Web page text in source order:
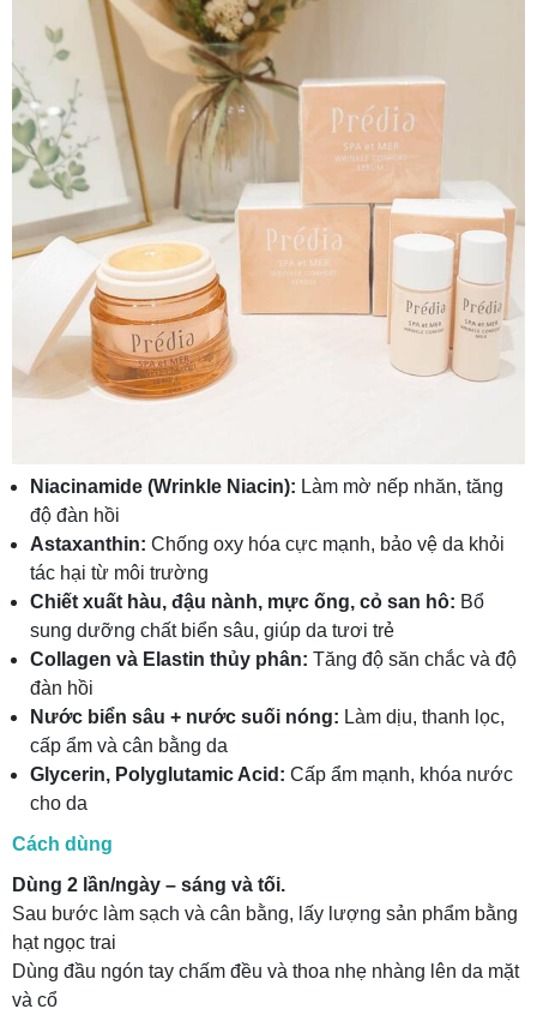
Niacinamide (Wrinkle Niacin): Làm mờ nếp nhăn, tăng
độ đàn hồi
Astaxanthin: Chống oxy hóa cực mạnh, bảo vệ da khỏi
tác hại từ môi trường
Chiết xuất hàu, đậu nành, mực ống, cỏ san hô: Bổ
sung dưỡng chất biển sâu, giúp da tươi trẻ
Collagen và Elastin thủy phân: Tăng độ săn chắc và độ
đàn hồi
Nước biển sâu + nước suối nóng: Làm dịu, thanh lọc,
cấp ẩm và cân bằng da
Glycerin, Polyglutamic Acid: Cấp ẩm mạnh, khóa nước
cho da
Cách dùng
Dùng 2 lần/ngày – sáng và tối.
Sau bước làm sạch và cân bằng, lấy lượng sản phẩm bằng
hạt ngọc trai
Dùng đầu ngón tay chấm đều và thoa nhẹ nhàng lên da mặt
và cổ